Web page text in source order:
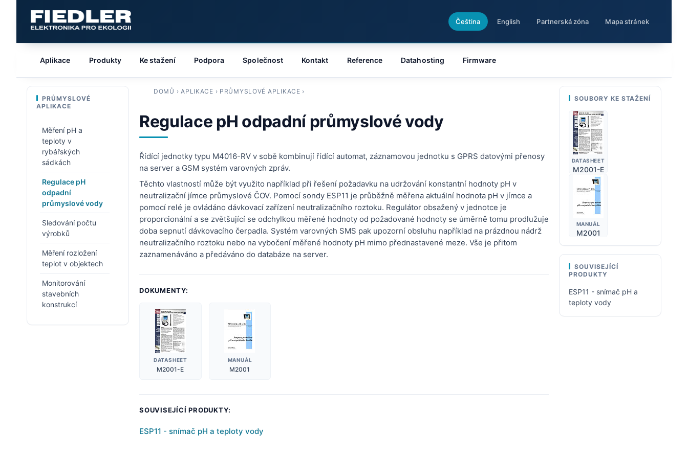
Čeština English Partnerská zóna Mapa stránek
DOMŮ ›APLIKACE › PRŮMYSLOVÉ APLIKACE ›
Regulace pH odpadní průmyslové vody
Řídící jednotky typu M4016-RV v sobě kombinují řídící automat, záznamovou jednotku s GPRS datovými přenosy
na server a GSM systém varovných zpráv.
Těchto vlastností může být využito například při řešení požadavku na udržování konstantní hodnoty pH v
neutralizační jímce průmyslové ČOV. Pomocí sondy ESP11 je průběžně měřena aktuální hodnota pH v jímce a
pomocí relé je ovládáno dávkovací zařízení neutralizačního roztoku. Regulátor obsažený v jednotce je
proporcionální a se zvětšující se odchylkou měřené hodnoty od požadované hodnoty se úměrně tomu prodlužuje
doba sepnutí dávkovacího čerpadla. Systém varovných SMS pak upozorní obsluhu například na prázdnou nádrž
neutralizačního roztoku nebo na vybočení měřené hodnoty pH mimo přednastavené meze. Vše je přitom
zaznamenáváno a předáváno do databáze na server.
DOKUMENTY:
DATASHEET
M2001-E
MANUÁL
M2001
SOUVISEJÍCÍ PRODUKTY:
ESP11 - snímač pH a teploty vody
Aplikace Produkty Ke stažení Podpora Společnost Kontakt Reference Datahosting Firmware
PRŮMYSLOVÉ
APLIKACE
Měření pH a
teploty v
rybářských
sádkách
Regulace pH
odpadní
průmyslové vody
Sledování počtu
výrobků
Měření rozložení
teplot v objektech
Monitorování
stavebních
konstrukcí
SOUBORY KE STAŽENÍ
DATASHEET
M2001-E
MANUÁL
M2001
SOUVISEJÍCÍ
PRODUKTY
ESP11 - snímač pH a
teploty vody